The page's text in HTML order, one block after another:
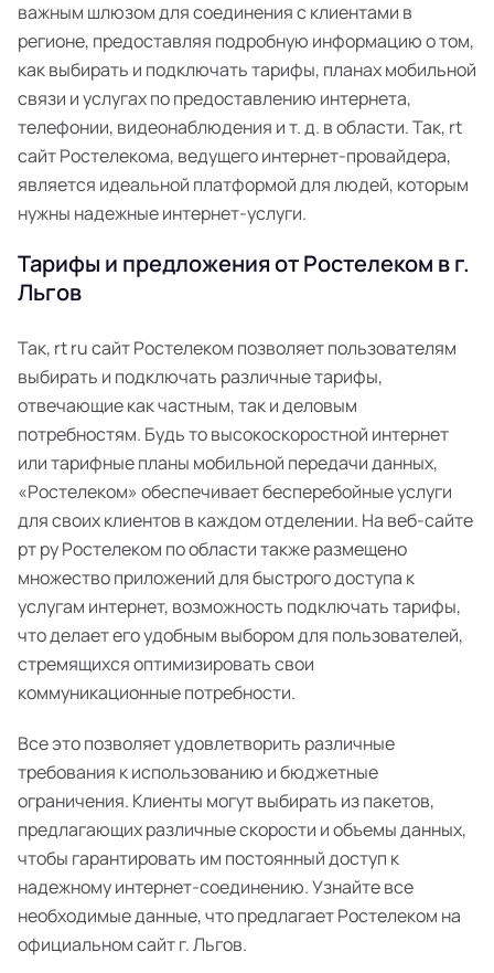
важным шлюзом для соединения с клиентами в
регионе, предоставляя подробную информацию о том,
как выбирать и подключать тарифы, планах мобильной
связи и услугах по предоставлению интернета,
телефонии, видеонаблюдения и т. д. в области. Так, rt
сайт Ростелекома, ведущего интернет-провайдера,
является идеальной платформой для людей, которым
нужны надежные интернет-услуги.
Тарифы и предложения от Ростелеком в г.
Льгов
Так, rt ru сайт Ростелеком позволяет пользователям
выбирать и подключать различные тарифы,
отвечающие как частным, так и деловым
потребностям. Будь то высокоскоростной интернет
или тарифные планы мобильной передачи данных,
«Ростелеком» обеспечивает бесперебойные услуги
для своих клиентов в каждом отделении. На веб-сайте
рт ру Ростелеком по области также размещено
множество приложений для быстрого доступа к
услугам интернет, возможность подключать тарифы,
что делает его удобным выбором для пользователей,
стремящихся оптимизировать свои
коммуникационные потребности.
Все это позволяет удовлетворить различные
требования к использованию и бюджетные
ограничения. Клиенты могут выбирать из пакетов,
предлагающих различные скорости и объемы данных,
чтобы гарантировать им постоянный доступ к
надежному интернет-соединению. Узнайте все
необходимые данные, что предлагает Ростелеком на
официальном сайт г. Льгов.